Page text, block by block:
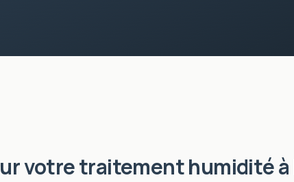
votretraitement humiditéà